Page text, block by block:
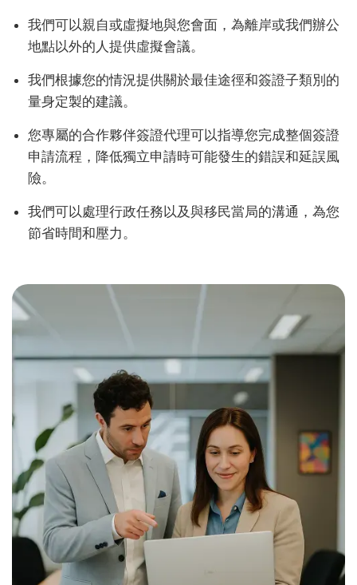
我們可以親自或虛擬地與您會面，為離岸或我們辦公
地點以外的人提供虛擬會議。
我們根據您的情況提供關於最佳途徑和簽證子類別的
量身定製的建議。
您專屬的合作夥伴簽證代理可以指導您完成整個簽證
申請流程，降低獨立申請時可能發生的錯誤和延誤風
險。
我們可以處理行政任務以及與移民當局的溝通，為您
節省時間和壓力。